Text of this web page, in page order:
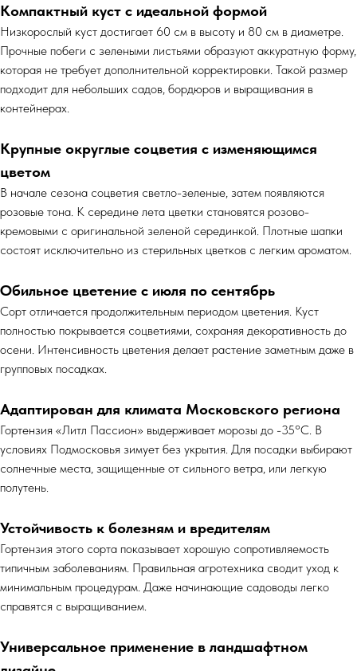
Компактный куст с идеальной формой
Низкорослый куст достигает 60 см в высоту и 80 см в диаметре.
Прочные побеги с зелеными листьями образуют аккуратную форму,
которая не требует дополнительной корректировки. Такой размер
подходит для небольших садов, бордюров и выращивания в
контейнерах.
Крупные округлые соцветия с изменяющимся
цветом
В начале сезона соцветия светло-зеленые, затем появляются
розовые тона. К середине лета цветки становятся розово-
кремовыми с оригинальной зеленой серединкой. Плотные шапки
состоят исключительно из стерильных цветков с легким ароматом.
Обильное цветение с июля по сентябрь
Сорт отличается продолжительным периодом цветения. Куст
полностью покрывается соцветиями, сохраняя декоративность до
осени. Интенсивность цветения делает растение заметным даже в
групповых посадках.
Адаптирован для климата Московского региона
Гортензия «Литл Пассион» выдерживает морозы до -35°C. В
условиях Подмосковья зимует без укрытия. Для посадки выбирают
солнечные места, защищенные от сильного ветра, или легкую
полутень.
Устойчивость к болезням и вредителям
Гортензия этого сорта показывает хорошую сопротивляемость
типичным заболеваниям. Правильная агротехника сводит уход к
минимальным процедурам. Даже начинающие садоводы легко
справятся с выращиванием.
Универсальное применение в ландшафтном